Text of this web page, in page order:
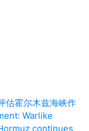
估霍尔木兹海峡作
Warlike
continues